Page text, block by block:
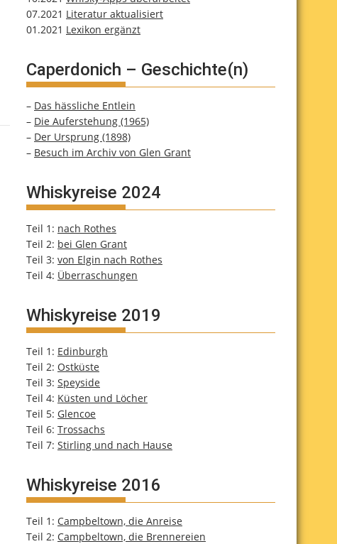
07.2021 Literatur aktualisiert
01.2021 Lexikon ergänzt
Caperdonich – Geschichte(n)
– Das hässliche Entlein
– Die Auferstehung (1965)
– Der Ursprung (1898)
– Besuch im Archiv von Glen Grant
Whiskyreise 2024
Teil 1: nach Rothes
Teil 2: bei Glen Grant
Teil 3: von Elgin nach Rothes
Teil 4: Überraschungen
Whiskyreise 2019
Teil 1: Edinburgh
Teil 2: Ostküste
Teil 3: Speyside
Teil 4: Küsten und Löcher
Teil 5: Glencoe
Teil 6: Trossachs
Teil 7: Stirling und nach Hause
Whiskyreise 2016
Teil 1: Campbeltown, die Anreise
Teil 2: Campbeltown, die Brennereien